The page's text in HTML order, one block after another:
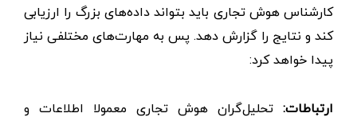
کارشناس هوش تجاری باید بتواند داده‌های بزرگ را ارزیابی
کند و نتایج را گزارش دهد. پس به مهارت‌های مختلفی نیاز
پیدا خواهد کرد:
ارتباطات: تحلیل‌گران هوش تجاری معمولا اطلاعات و